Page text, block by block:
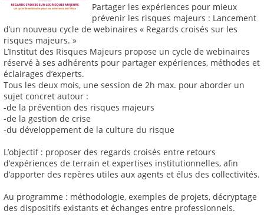
Partager les expériences pour mieux
prévenir les risques majeurs : Lancement
d’un nouveau cycle de webinaires « Regards croisés sur les
risques majeurs. »
L’Institut des Risques Majeurs propose un cycle de webinaires
réservé à ses adhérents pour partager expériences, méthodes et
éclairages d’experts.
Tous les deux mois, une session de 2h max. pour aborder un
sujet concret autour :
-de la prévention des risques majeurs
-de la gestion de crise
-du développement de la culture du risque
L’objectif : proposer des regards croisés entre retours
d’expériences de terrain et expertises institutionnelles, afin
d’apporter des repères utiles aux agents et élus des collectivités.
Au programme : méthodologie, exemples de projets, décryptage
des dispositifs existants et échanges entre professionnels.